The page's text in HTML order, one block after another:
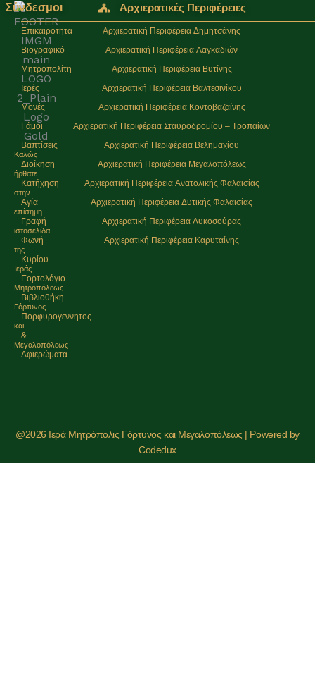
Καλώς
ήρθατε
στην
επίσημη
ιστοσελίδα
της
Ιεράς
Μητρoπόλεως
Γόρτυνος
και
Μεγαλοπόλεως
Σύνδεσμοι
Επικαιρότητα
Βιογραφικό
Μητροπολίτη
Ιερές
Μονές
Γάμοι
Βαπτίσεις
Διοίκηση
Κατήχηση
Αγία
Γραφή
Φωνή
Κυρίου
Εορτολόγιο
Βιβλιοθήκη
Πορφυρογεννητος
&
Αφιερώματα
Αρχιερατικές Περιφέρειες
Αρχιερατική Περιφέρεια Δημητσάνης
Αρχιερατική Περιφέρεια Λαγκαδιών
Αρχιερατική Περιφέρεια Βυτίνης
Αρχιερατική Περιφέρεια Βαλτεσινίκου
Αρχιερατική Περιφέρεια Κοντοβαζαίνης
Αρχιερατική Περιφέρεια Σταυροδρομίου – Τροπαίων
Αρχιερατική Περιφέρεια Βελημαχίου
Αρχιερατική Περιφέρεια Μεγαλοπόλεως
Αρχιερατική Περιφέρεια Ανατολικής Φαλαισίας
Αρχιερατική Περιφέρεια Δυτικής Φαλαισίας
Αρχιερατική Περιφέρεια Λυκοσούρας
Αρχιερατική Περιφέρεια Καρυταίνης
@2026 Ιερά Μητρόπολις Γόρτυνος και Μεγαλοπόλεως | Powered by
Codedux